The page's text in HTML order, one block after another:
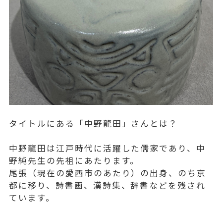
タイトルにある「中野龍田」さんとは？
中野龍田は江戸時代に活躍した儒家であり、中
野純先生の先祖にあたります。
尾張（現在の愛西市のあたり）の出身、のち京
都に移り、詩書画、漢詩集、辞書などを残され
ています。